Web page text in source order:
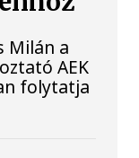
Milán a
AEK
folytatja